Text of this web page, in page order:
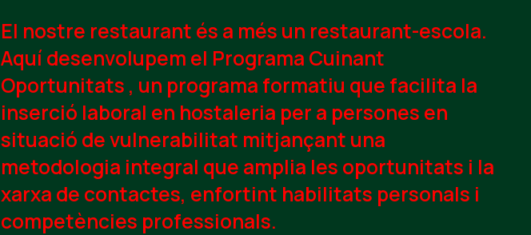
El nostre restaurant és a més un restaurant-escola.
Aquí desenvolupem el Programa Cuinant
Oportunitats , un programa formatiu que facilita la
inserció laboral en hostaleria per a persones en
situació de vulnerabilitat mitjançant una
metodologia integral que amplia les oportunitats i la
xarxa de contactes, enfortint habilitats personals i
competències professionals.